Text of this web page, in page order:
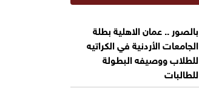
بالصور .. عمان الاهلية بطلة
الجامعات الأردنية في الكراتيه
للطلاب ووصيفه البطولة
للطالبات